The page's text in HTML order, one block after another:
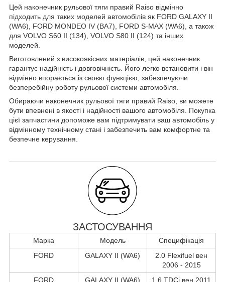
Цей наконечник рульової тяги правий Raiso відмінно
підходить для таких моделей автомобілів як FORD GALAXY II
(WA6), FORD MONDEO IV (BA7), FORD S-MAX (WA6), а також
для VOLVO S60 II (134), VOLVO S80 II (124) та інших
моделей.
Виготовлений з високоякісних матеріалів, цей наконечник
гарантує надійність і довговічність. Його легко встановити і він
відмінно впорається із своєю функцією, забезпечуючи
безперебійну роботу рульової системи автомобіля.
Обираючи наконечник рульової тяги правий Raiso, ви можете
бути впевнені в якості і надійності вашого автомобіля. Покупка
цієї запчастини допоможе вам підтримувати ваш автомобіль у
відмінному технічному стані і забезпечить вам комфортне та
безпечне керування.
ЗАСТОСУВАННЯ
Марка Модель
Специфікація
FORD
GALAXY II (WA6)
2.0 Flexifuel вен
2006 - 2015
FORD
GALAXY II (WA6)
1.6 TDCi вен 2011